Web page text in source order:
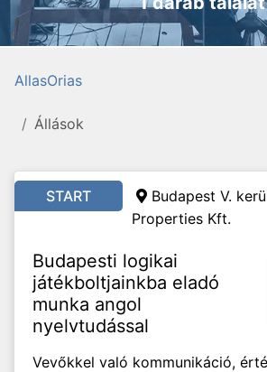
AllasOrias
Állások
START
Budapest V.
Properties Kft.
Budapesti logikai
játékboltjainkba eladó
munka angol
nyelvtudással
Vevőkkel való kommunikáció,